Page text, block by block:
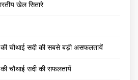
खेल सितारे
की चौथाई सदी की सबसे बड़ी असफलतायें
चौथाई सदी की सफलतायें